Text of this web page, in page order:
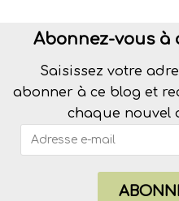
Abonnez-vous à
Saisissez votre
abonner à ce blog et
chaque nouvel